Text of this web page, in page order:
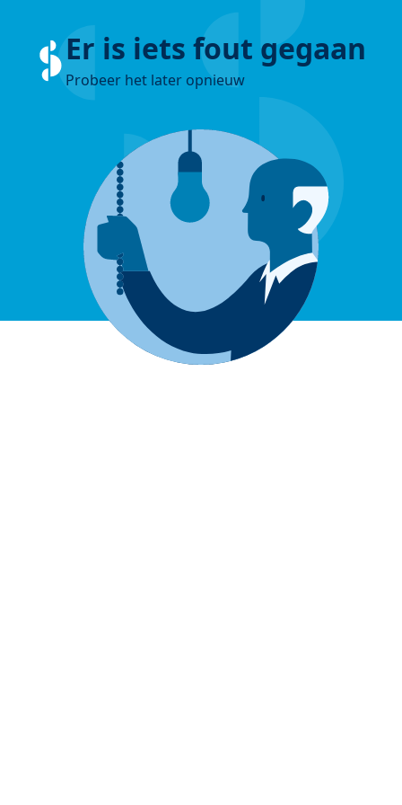
Er is iets fout gegaan
Probeer het later opnieuw